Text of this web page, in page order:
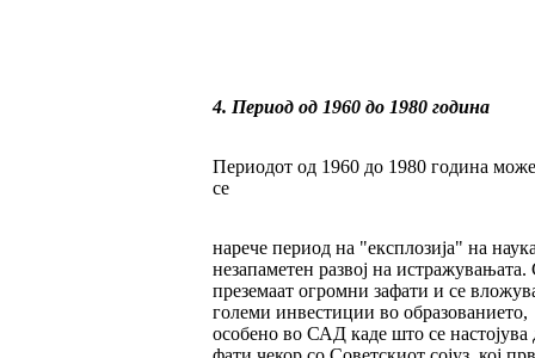
4. Период од 1960 до 1980 година
Периодот од 1960 до 1980 година
се
нарече период на "експлозија" на
незапаметен развој на истражувањата.
преземаат огромни зафати и се
големи инвестиции во образованието,
особено во САД каде што се настојува